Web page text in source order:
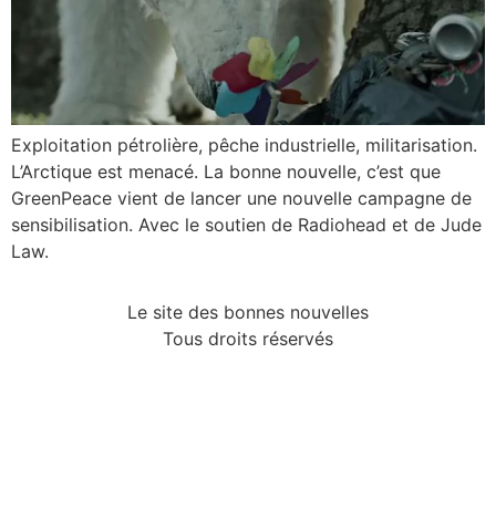
Exploitation pétrolière, pêche industrielle, militarisation.
L’Arctique est menacé. La bonne nouvelle, c’est que
GreenPeace vient de lancer une nouvelle campagne de
sensibilisation. Avec le soutien de Radiohead et de Jude
Law.
Le site des bonnes nouvelles
Tous droits réservés